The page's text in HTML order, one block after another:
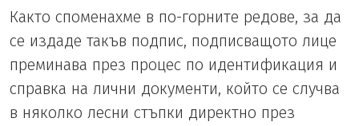
Както споменахме в по-горните редове, за да
се издаде такъв подпис, подписващото лице
преминава през процес по идентификация и
справка на лични документи, който се случва
в няколко лесни стъпки директно през